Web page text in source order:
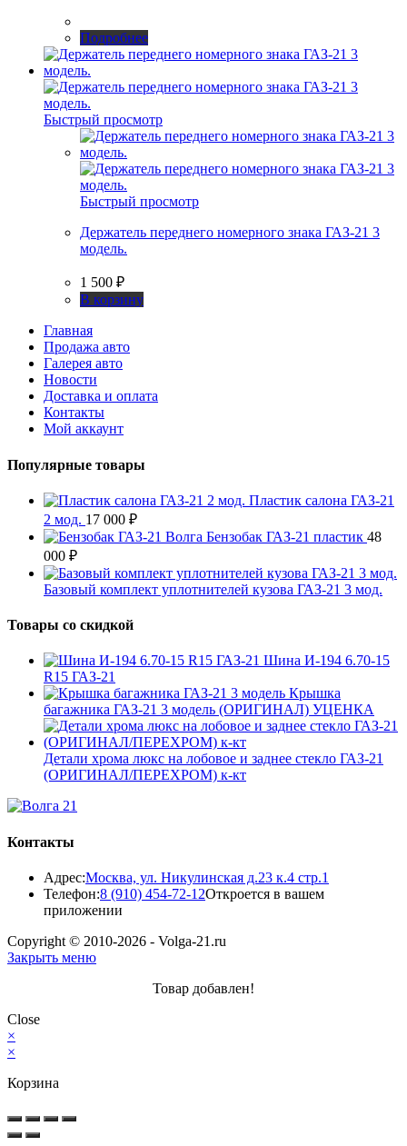
Подробнее
Быстрый просмотр
Быстрый просмотр
Держатель переднего номерного знака ГАЗ-21 3
модель.
1 500 ₽
В корзину
Главная
Продажа авто
Галерея авто
Новости
Доставка и оплата
Контакты
Мой аккаунт
Популярные товары
Пластик салона ГАЗ-21
2 мод. 17 000 ₽
Бензобак ГАЗ-21 пластик 48
000 ₽
Базовый комплект уплотнителей кузова ГАЗ-21 3 мод.
Товары со скидкой
Шина И-194 6.70-15
R15 ГАЗ-21
Крышка
багажника ГАЗ-21 3 модель (ОРИГИНАЛ) УЦЕНКА
Детали хрома люкс на лобовое и заднее стекло ГАЗ-21
(ОРИГИНАЛ/ПЕРЕХРОМ) к-кт
Контакты
Адрес:Москва, ул. Никулинская д.23 к.4 стр.1
Телефон:8 (910) 454-72-12Откроется в вашем
приложении
Copyright © 2010-2026 - Volga-21.ru
Закрыть меню
Товар добавлен!
Close
×
×
Корзина